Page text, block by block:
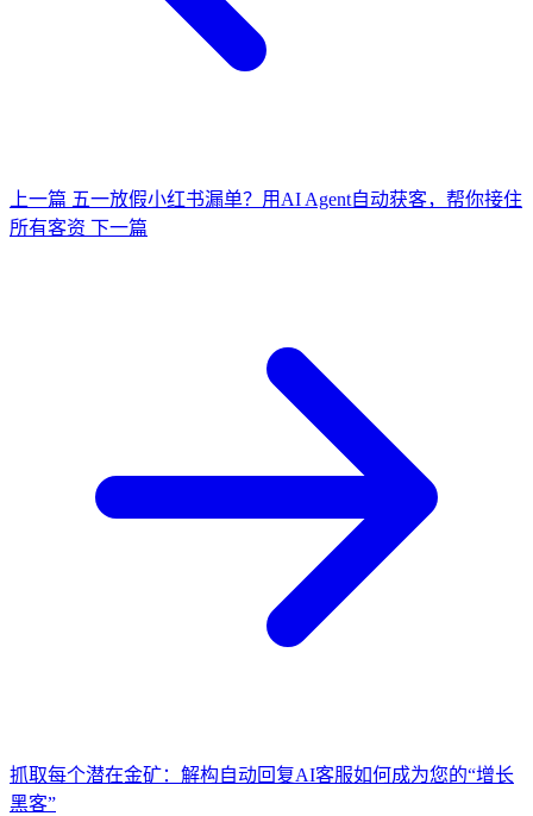
上一篇 五一放假小红书漏单？用AI Agent自动获客，帮你接住
所有客资 下一篇
抓取每个潜在金矿：解构自动回复AI客服如何成为您的“增长
黑客”